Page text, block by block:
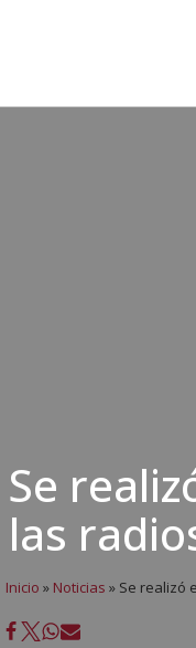
Se
las
Inicio » Noticias » Se realizó